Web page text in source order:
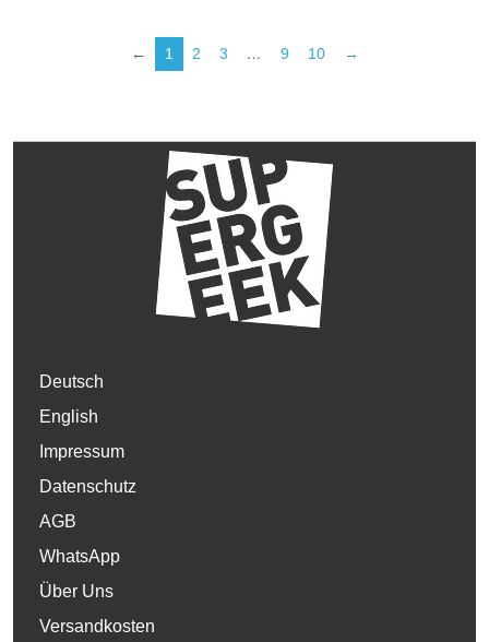
← 1 2 3 … 9 10 →
Deutsch
English
Impressum
Datenschutz
AGB
WhatsApp
Über Uns
Versandkosten